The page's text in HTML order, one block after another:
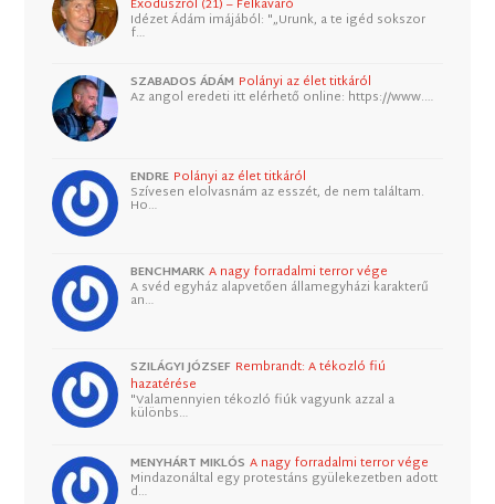
Idézet Ádám imájából: "„Urunk, a te igéd sokszor
f…
SZABADOS ÁDÁM Polányi az élet titkáról
Az angol eredeti itt elérhető online: https://www.…
ENDRE Polányi az élet titkáról
Szívesen elolvasnám az esszét, de nem találtam.
Ho…
BENCHMARK A nagy forradalmi terror vége
A svéd egyház alapvetően államegyházi karakterű
an…
SZILÁGYI JÓZSEF Rembrandt: A tékozló fiú
hazatérése
"Valamennyien tékozló fiúk vagyunk azzal a
különbs…
MENYHÁRT MIKLÓS A nagy forradalmi terror vége
Mindazonáltal egy protestáns gyülekezetben adott
d…